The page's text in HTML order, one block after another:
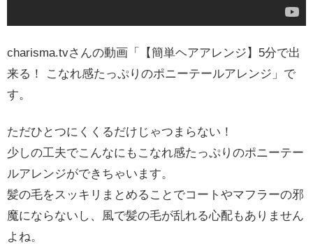
charisma.tvさんの動画「【簡単ヘアアレンジ】5分で出
来る！ こなれ感たっぷりのポニーテールアレンジ」で
す。
ただひとつにくくるだけじゃつまらない！
少しの工夫でこんなにもこなれ感たっぷりのポニーテー
ルアレンジができちゃいます。
髪の毛をスッキリまとめることでコートやマフラーの邪
魔にならないし、風で髪の毛が乱れる心配もありません
よね。